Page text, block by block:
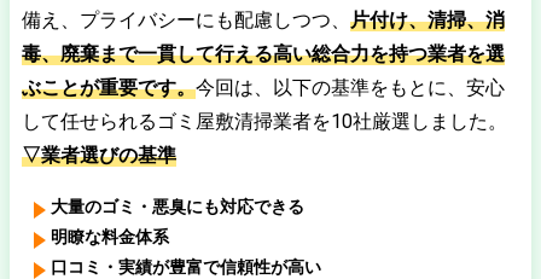
備え、プライバシーにも配慮しつつ、 片付け、清掃、消
毒、廃棄まで一貫して行える高い総合力を持つ業者を選
ぶことが重要です。今回は、以下の基準をもとに、安心
して任せられるゴミ屋敷清掃業者を10社厳選しました。
▽業者選びの基準
大量のゴミ・悪臭にも対応できる
明瞭な料金体系
口コミ・実績が豊富で信頼性が高い